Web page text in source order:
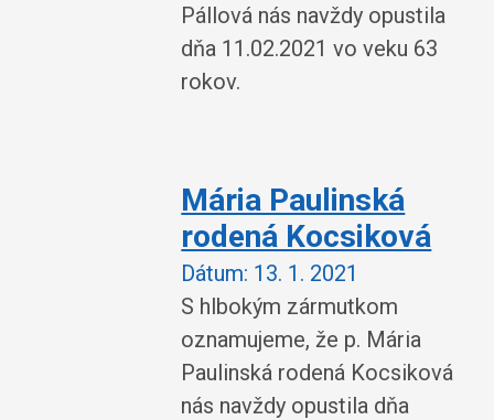
Pállová nás navždy opustila
dňa 11.02.2021 vo veku 63
rokov.
Mária Paulinská
rodená Kocsiková
Dátum: 13. 1. 2021
S hlbokým zármutkom
oznamujeme, že p. Mária
Paulinská rodená Kocsiková
nás navždy opustila dňa